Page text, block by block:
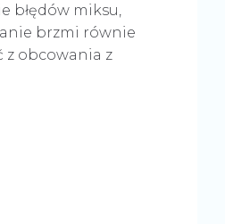
błędów miksu,
brzmi równie
z obcowania z